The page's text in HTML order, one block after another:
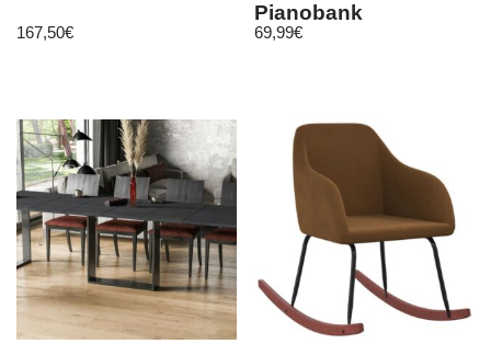
167,50€
Pianobank
gepolstert, Sitzbank
69,99€